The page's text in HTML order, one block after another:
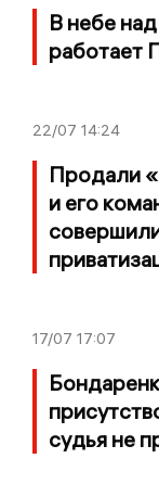
В небе
работает
22/07 14:24
Продали
и его
17/07 17:07
судья не